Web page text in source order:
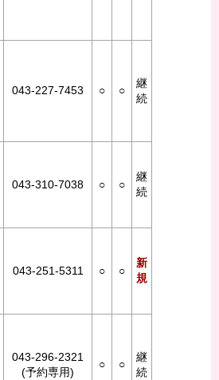
043-227-7453 ○ ○
継
続
043-310-7038 ○ ○
継
続
043-251-5311 ○ ○
新
規
043-296-2321
(予約専用)
○ ○
継
続